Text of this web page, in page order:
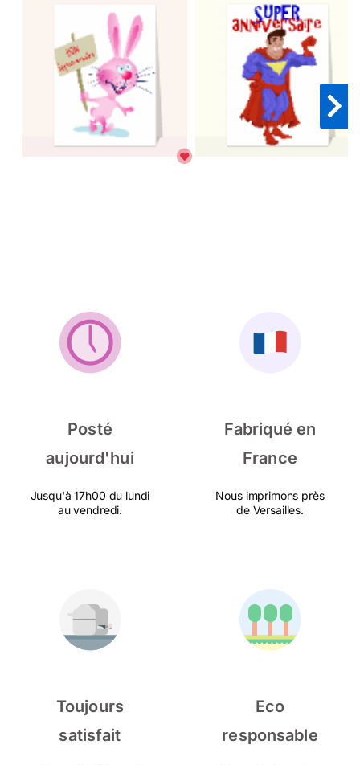
Posté
aujourd'hui
Jusqu'à 17h00 du lundi
au vendredi.
Fabriqué en
France
Nous imprimons près
de Versailles.
Toujours
satisfait
Eco
responsable